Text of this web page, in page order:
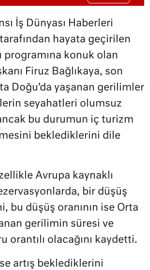
İş Dünyası Haberleri
hayata geçirilen
programına konuk olan
Firuz Bağlıkaya, son
Doğu’da yaşanan gerilimler
seyahatleri olumsuz
bu durumun iç turizm
beklediklerini dile
Avrupa kaynaklı
bir düşüş
bu düşüş oranının ise Orta
gerilimin süresi ve
orantılı olacağını kaydetti.
artış beklediklerini